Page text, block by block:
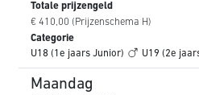
Totale prijzengeld
€ 410,00 (Prijzenschema H)
Categorie
U18 (1e jaars Junior)
U19 (2e
Maandag